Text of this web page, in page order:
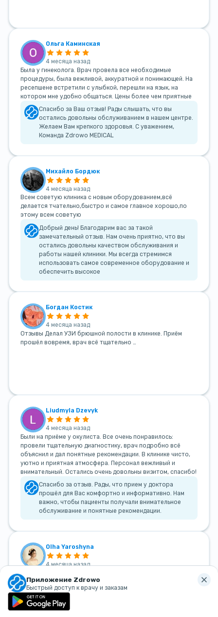
Приложение Zdrowo
Быстрый доступ к врачу и заказам
Ольга Каминская
4 месяца назад
Была у гинеколога. Врач провела все необходимые
процедуры, была вежливой, аккуратной и понимающей. На
ресепшене встретили с улыбкой, перешли на язык, на
котором мне удобно общаться. Цены более чем приятные
Спасибо за Ваш отзыв! Рады слышать, что вы
остались довольны обслуживанием в нашем центре.
Желаем Вам крепкого здоровья. С уважением,
Команда Zdrowo MEDICAL
Михайло Бордюк
4 месяца назад
Всем советую клиника с новым оборудованием,всё
делается тчательно,быстро и самое главное хорошо,по
этому всем советую
Добрый день! Благодарим вас за такой
замечательный отзыв. Нам очень приятно, что вы
остались довольны качеством обслуживания и
работы нашей клиники. Мы всегда стремимся
использовать самое современное оборудование и
обеспечить высокое
Богдан Костик
4 месяца назад
Отзывы Делал УЗИ брюшной полости в клинике. Приём
прошёл вовремя, врач всё тщательно …
Liudmyla Dzevyk
4 месяца назад
Были на приёме у окулиста. Все очень понравилось:
провели тщательную диагностику, врач подробно всё
объяснил и дал понятные рекомендации. В клинике чисто,
уютно и приятная атмосфера. Персонал вежливый и
внимательный. Остались очень довольны визитом, спасибо!
Спасибо за отзыв. Рады, что прием у доктора
прошёл для Вас комфортно и информативно. Нам
важно, чтобы пациенты получали внимательное
обслуживание и понятные рекомендации.
Olha Yaroshyna
4 месяца назад
Очень нравится эта клиника! Приветливые девушки на
рецепции! Квалифицированный и деликатный врач-
гинеколог! Очень советую!
Спасибо, что поделились своими впечатлениями.
Нам очень приятно, что Вы остались довольны